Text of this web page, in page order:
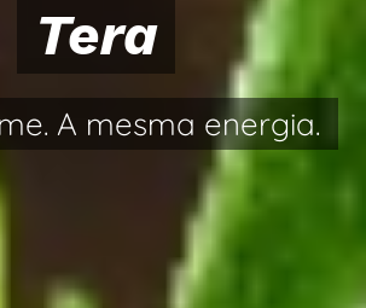
Tera
A mesma energia.